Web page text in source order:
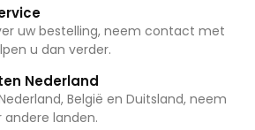
uw bestelling, neem contact met
u dan verder.
Nederland
België en Duitsland, neem
landen.